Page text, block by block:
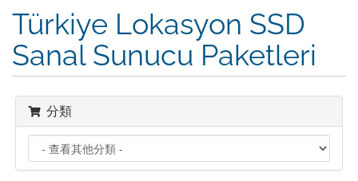
Türkiye Lokasyon SSD
Sanal Sunucu Paketleri
分類